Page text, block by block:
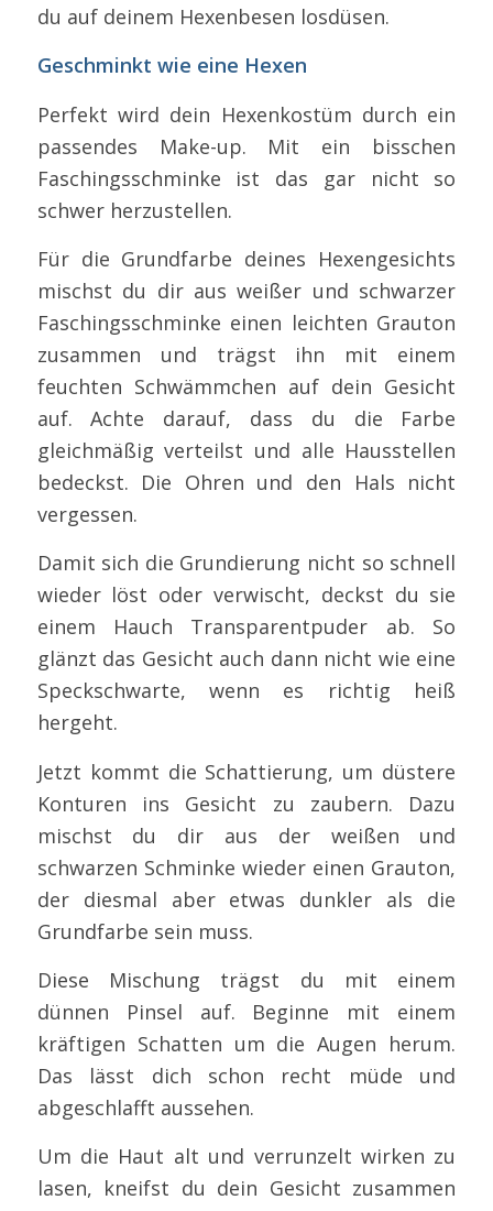
du auf deinem Hexenbesen losdüsen.
Geschminkt wie eine Hexen
Perfekt wird dein Hexenkostüm durch ein
passendes Make-up. Mit ein bisschen
Faschingsschminke ist das gar nicht so
schwer herzustellen.
Für die Grundfarbe deines Hexengesichts
mischst du dir aus weißer und schwarzer
Faschingsschminke einen leichten Grauton
zusammen und trägst ihn mit einem
feuchten Schwämmchen auf dein Gesicht
auf. Achte darauf, dass du die Farbe
gleichmäßig verteilst und alle Hausstellen
bedeckst. Die Ohren und den Hals nicht
vergessen.
Damit sich die Grundierung nicht so schnell
wieder löst oder verwischt, deckst du sie
einem Hauch Transparentpuder ab. So
glänzt das Gesicht auch dann nicht wie eine
Speckschwarte, wenn es richtig heiß
hergeht.
Jetzt kommt die Schattierung, um düstere
Konturen ins Gesicht zu zaubern. Dazu
mischst du dir aus der weißen und
schwarzen Schminke wieder einen Grauton,
der diesmal aber etwas dunkler als die
Grundfarbe sein muss.
Diese Mischung trägst du mit einem
dünnen Pinsel auf. Beginne mit einem
kräftigen Schatten um die Augen herum.
Das lässt dich schon recht müde und
abgeschlafft aussehen.
Um die Haut alt und verrunzelt wirken zu
lasen, kneifst du dein Gesicht zusammen